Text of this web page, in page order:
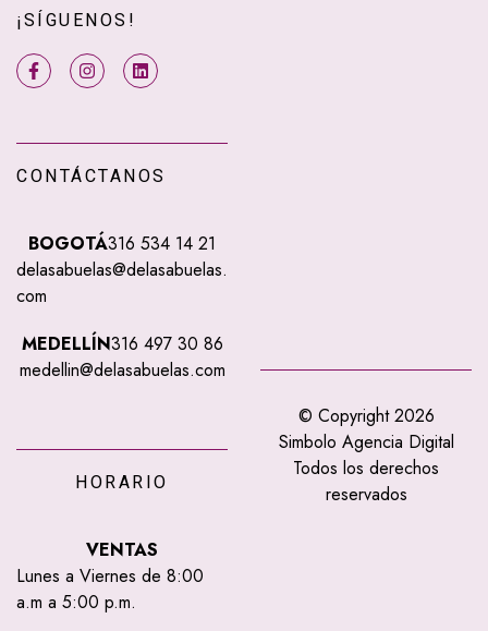
¡SÍGUENOS!
CONTÁCTANOS
BOGOTÁ316 534 14 21
delasabuelas@delasabuelas.
com
MEDELLÍN316 497 30 86
medellin@delasabuelas.com
HORARIO
VENTAS
Lunes a Viernes de 8:00
a.m a 5:00 p.m.
© Copyright 2026
Simbolo Agencia Digital
Todos los derechos
reservados